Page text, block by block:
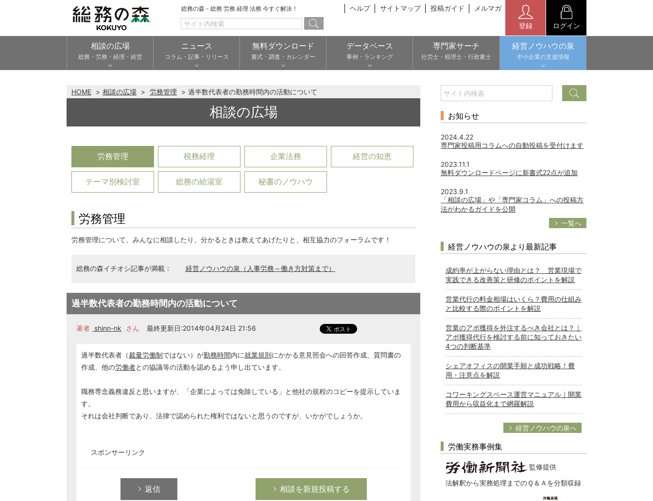
総務の森 - 総務 労務 経理 法務 今すぐ解決！ ヘルプ サイトマップ 投稿ガイド メルマガ
登録 ログイン
相談の広場
総務・労務・経理・経営
ニュース
コラム・記事・リリース
無料ダウンロード
書式・調査・カレンダー
データベース
事例・ランキング
専門家サーチ
社労士・税理士・行政書士
経営ノウハウの泉
中小企業の支援情報
HOME 相談の広場 労務管理 過半数代表者の勤務時間内の活動について
相談の広場
労務管理 税務経理 企業法務 経営の知恵
テーマ別検討室 総務の給湯室 秘書のノウハウ
労務管理
労務管理について、みんなに相談したり、分かるときは教えてあげたりと、相互協力のフォーラムです！
総務の森イチオシ記事が満載： 経営ノウハウの泉（人事労務～働き方対策まで）
過半数代表者の勤務時間内の活動について
著者 shinn-nk さん 最終更新日:2014年04月24日 21:56
過半数代表者（裁量労働制ではない）が勤務時間内に就業規則にかかる意見照会への回答作成、質問書の
作成、他の労働者との協議等の活動を認めるよう申し出ています。
職務専念義務違反と思いますが、「企業によっては免除している」と他社の規程のコピーを提示していま
す。
それは会社判断であり、法律で認められた権利ではないと思うのですが、いかがでしょうか。
スポンサーリンク
返信 相談を新規投稿する
お知らせ
2024.4.22
専門家投稿用コラムへの自動投稿を受付けます
2023.11.1
無料ダウンロードページに新書式22点が追加
2023.9.1
「相談の広場」や「専門家コラム」への投稿方
法がわかるガイドを公開
一覧へ
経営ノウハウの泉より最新記事
成約率が上がらない理由とは？ 営業現場で
実践できる改善策と研修のポイントを解説
営業代行の料金相場はいくら？費用の仕組み
と比較する際のポイントを解説
営業のアポ獲得を外注するべき会社とは？｜
アポ獲得代行を検討する前に知っておきたい
4つの判断基準
シェアオフィスの開業手順と成功戦略！費
用・注意点を解説
コワーキングスペース運営マニュアル｜開業
費用から収益化まで網羅解説
経営ノウハウの泉へ
労働実務事例集
監修提供
法解釈から実務処理までのＱ＆Ａを分類収録